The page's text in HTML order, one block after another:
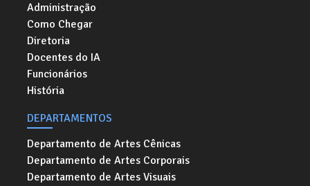
Administração
Como Chegar
Diretoria
Docentes do IA
Funcionários
História
DEPARTAMENTOS
Departamento de Artes Cênicas
Departamento de Artes Corporais
Departamento de Artes Visuais